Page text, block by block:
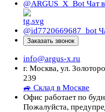
@ARGUS_X_Bot Чат
@id7720669687_bot
Заказать звонок
info@argus-x.ru
г. Москва, ул.
239
🚙 Склад в Москве
Офис работает по
Пожалуйста,